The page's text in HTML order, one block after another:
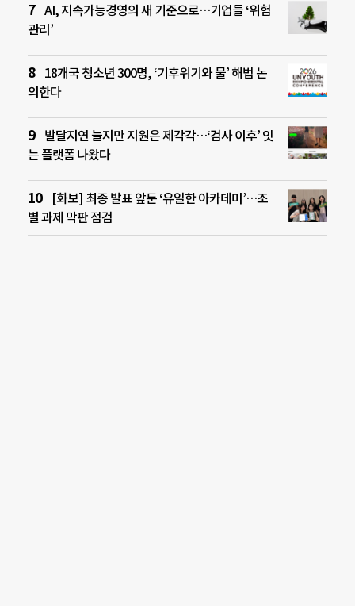
AI, 지속가능경영의 새 기준으로…기업들 ‘위험
관리’
18개국 청소년 300명, ‘기후위기와 물’ 해법 논
의한다
발달지연 늘지만 지원은 제각각…‘검사 이후’ 잇
는 플랫폼 나왔다
[화보] 최종 발표 앞둔 ‘유일한 아카데미’…조
별 과제 막판 점검